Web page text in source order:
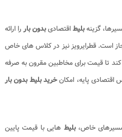
گزینهبلیطاقتصادیبدون باررا ارائه
است. قطرایرویز نیز در کلاس های خاص
تا قیمت برای مخاطبین مقرون به صرفه
اقتصادی پایه، امکانخرید بلیط بدون بار
مسیرهای خاص،بلیط هایی با قیمت پایین